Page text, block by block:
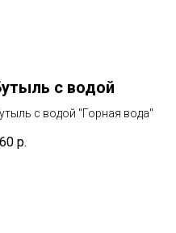
с водой
с водой "Горная вода"
р.